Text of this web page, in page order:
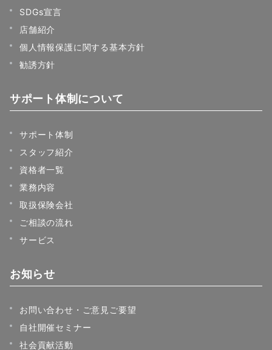
SDGs宣言
店舗紹介
個人情報保護に関する基本方針
勧誘方針
サポート体制について
サポート体制
スタッフ紹介
資格者一覧
業務内容
取扱保険会社
ご相談の流れ
サービス
お知らせ
お問い合わせ・ご意見ご要望
自社開催セミナー
社会貢献活動